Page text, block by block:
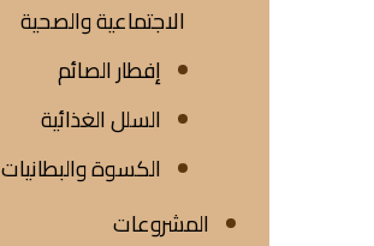
الاجتماعية والصحية
إفطار الصائم
السلل الغذائية
الكسوة والبطانيات
المشروعات